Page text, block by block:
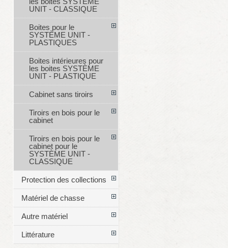
UNIT - CLASSIQUE
Boites pour le
SYSTÈME UNIT -
PLASTIQUES
Boites intérieures pour
les boites SYSTÈME
UNIT - PLASTIQUE
Cabinet sans tiroirs
Tiroirs en bois pour le
cabinet
Tiroirs en bois pour le
cabinet pour le
SYSTÈME UNIT -
CLASSIQUE
Protection des collections
Matériel de chasse
Autre matériel
Littérature